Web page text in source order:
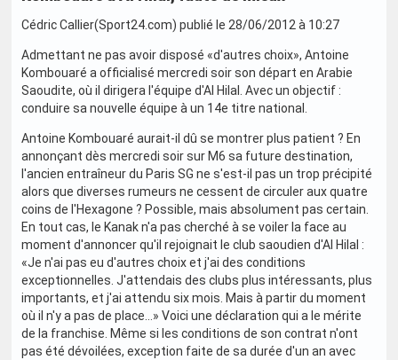
Cédric Callier(Sport24.com) publié le 28/06/2012 à 10:27
Admettant ne pas avoir disposé «d'autres choix», Antoine
Kombouaré a officialisé mercredi soir son départ en Arabie
Saoudite, où il dirigera l'équipe d'Al Hilal. Avec un objectif :
conduire sa nouvelle équipe à un 14e titre national.
Antoine Kombouaré aurait-il dû se montrer plus patient ? En
annonçant dès mercredi soir sur M6 sa future destination,
l'ancien entraîneur du Paris SG ne s'est-il pas un trop précipité
alors que diverses rumeurs ne cessent de circuler aux quatre
coins de l'Hexagone ? Possible, mais absolument pas certain.
En tout cas, le Kanak n'a pas cherché à se voiler la face au
moment d'annoncer qu'il rejoignait le club saoudien d'Al Hilal :
«Je n'ai pas eu d'autres choix et j'ai des conditions
exceptionnelles. J'attendais des clubs plus intéressants, plus
importants, et j'ai attendu six mois. Mais à partir du moment
où il n'y a pas de place…» Voici une déclaration qui a le mérite
de la franchise. Même si les conditions de son contrat n'ont
pas été dévoilées, exception faite de sa durée d'un an avec